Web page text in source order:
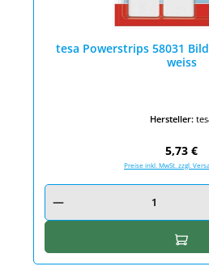
tesa Powerstrips 58031
weiss
Hersteller:
5,73 €
Preise inkl. MwSt. zzgl.
Produkt Anzahl: Gib den
In den